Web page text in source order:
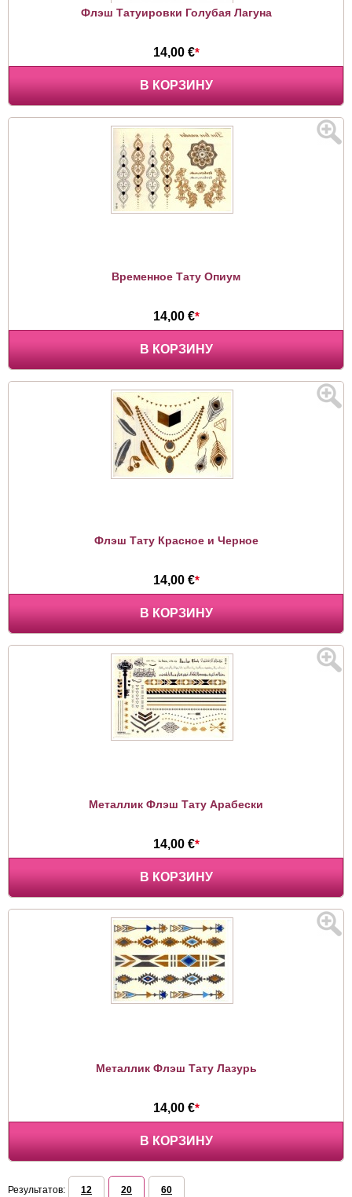
Флэш Татуировки Голубая Лагуна
14,00 €*
В КОРЗИНУ
Временное Тату Опиум
14,00 €*
В КОРЗИНУ
Флэш Тату Красное и Черное
14,00 €*
В КОРЗИНУ
Металлик Флэш Тату Арабески
14,00 €*
В КОРЗИНУ
Металлик Флэш Тату Лазурь
14,00 €*
В КОРЗИНУ
Результатов: 12 20 60